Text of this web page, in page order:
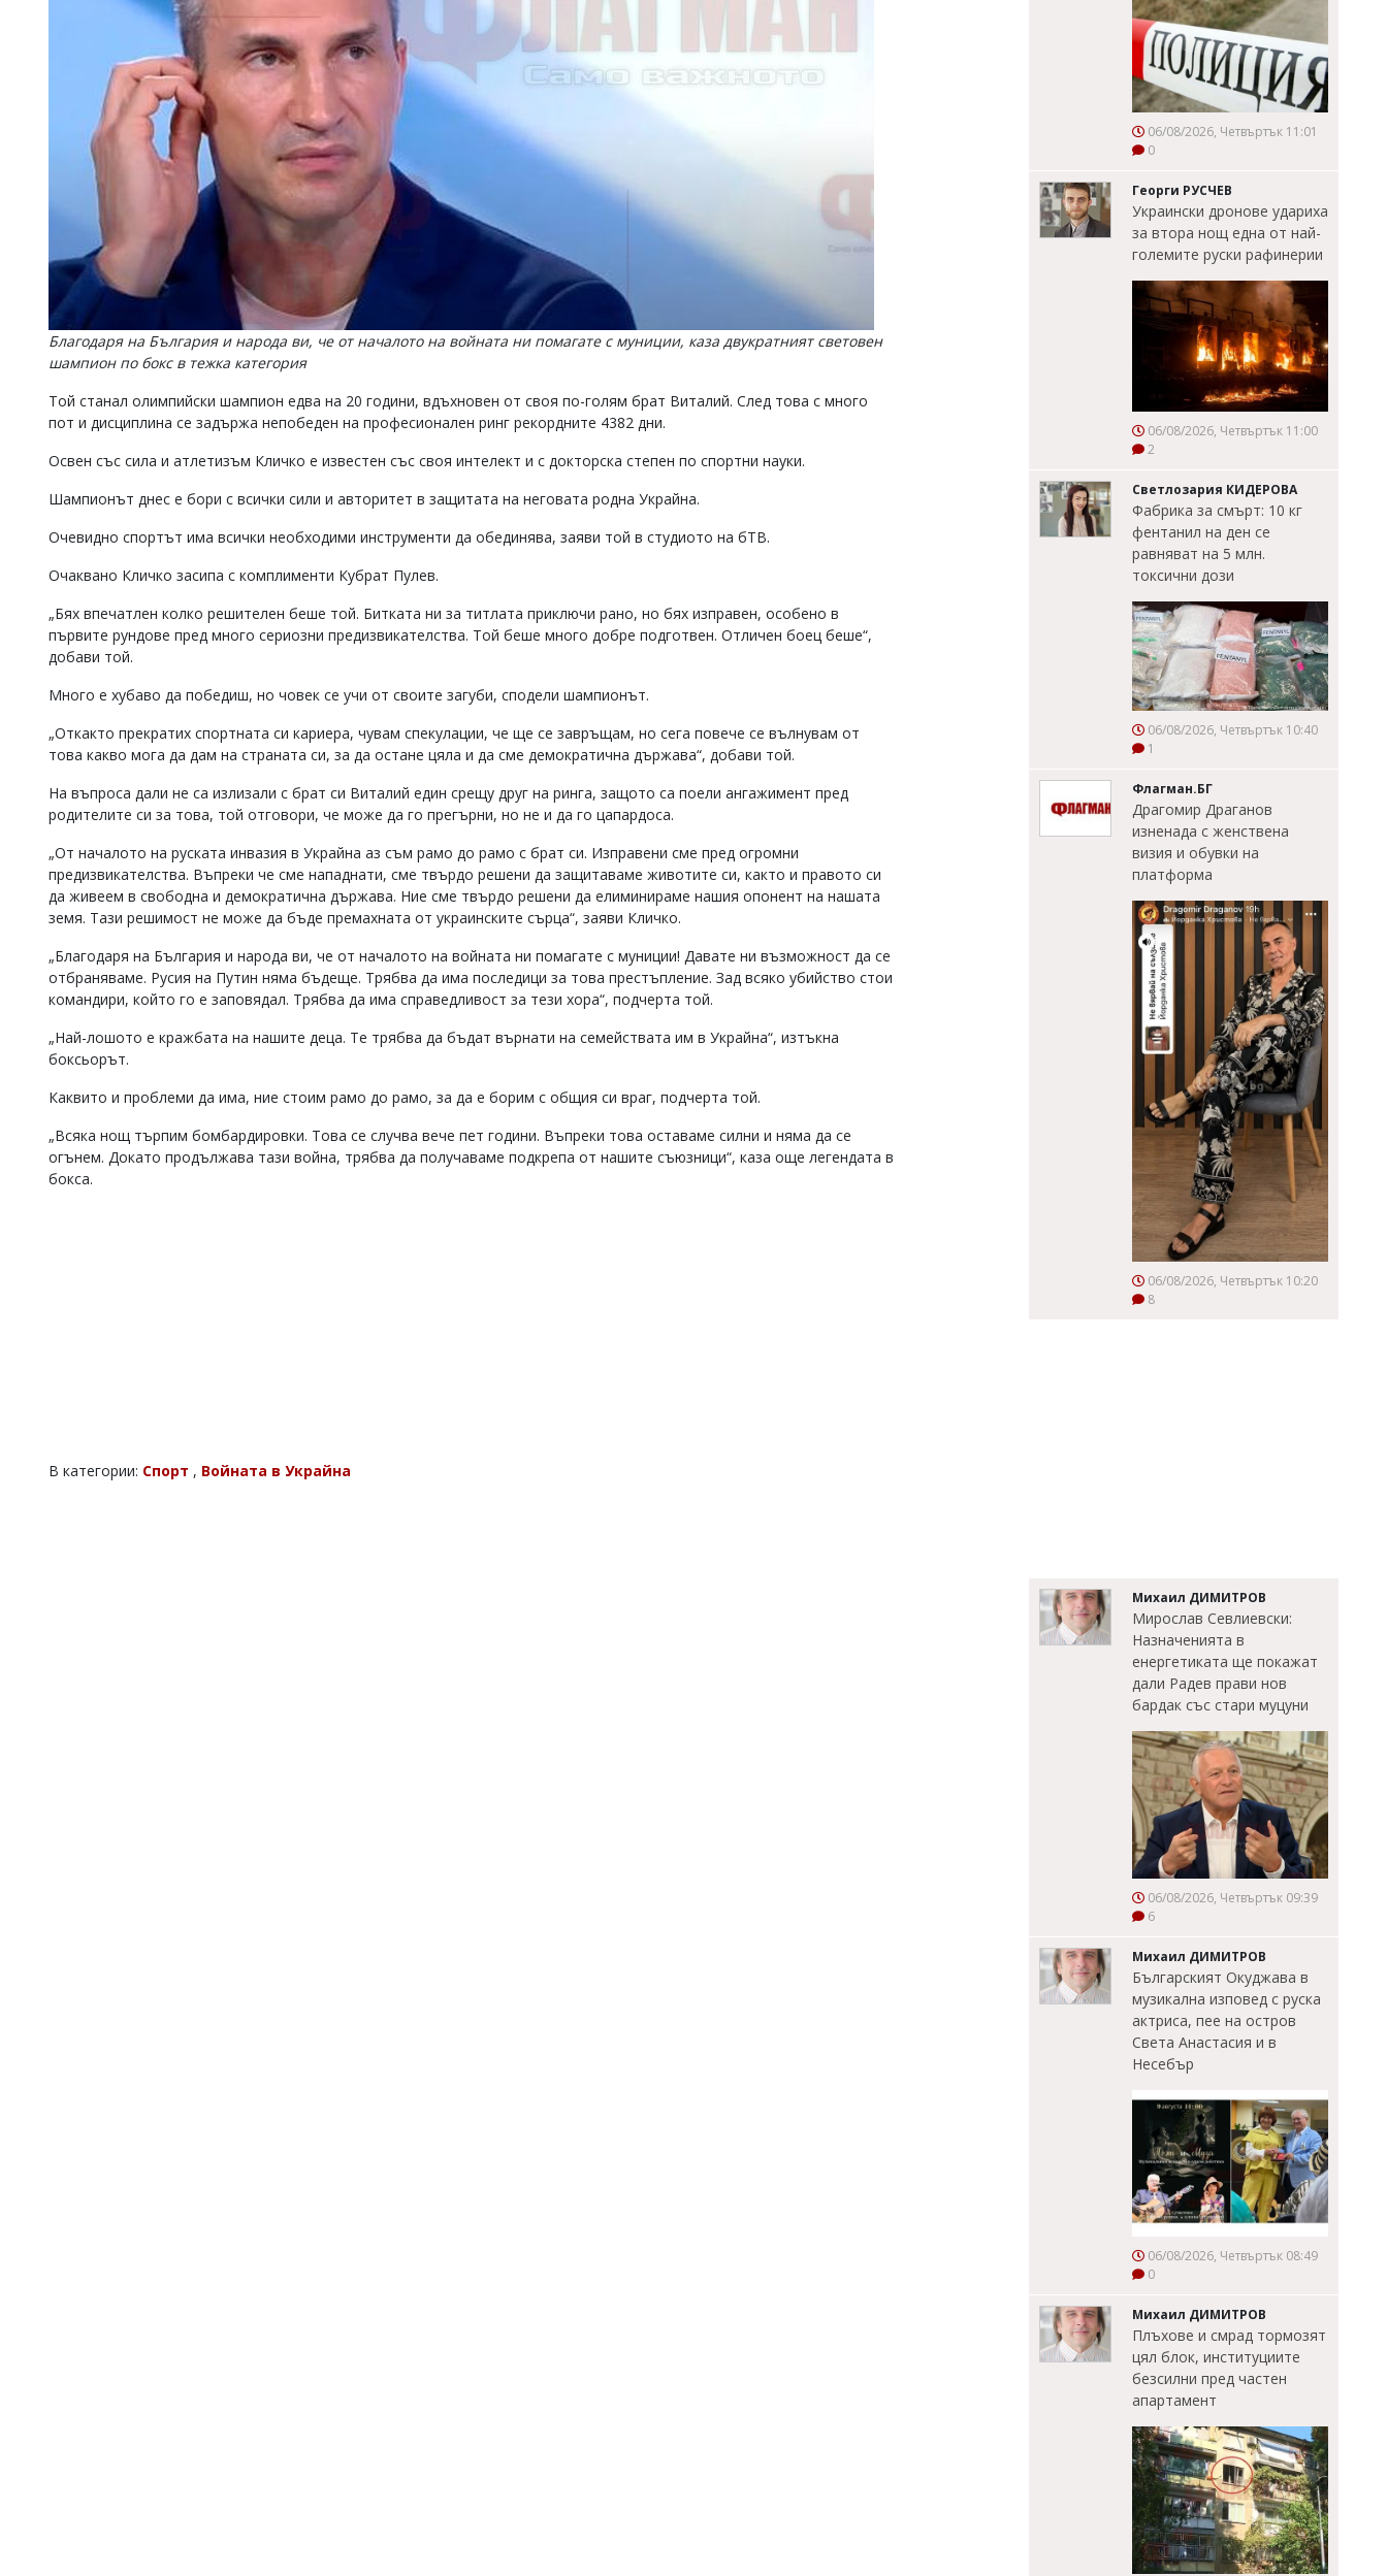
Благодаря на България и народа ви, че от началото на войната ни помагате с муниции, каза двукратният световен
шампион по бокс в тежка категория
Той станал олимпийски шампион едва на 20 години, вдъхновен от своя по-голям брат Виталий. След това с много
пот и дисциплина се задържа непобеден на професионален ринг рекордните 4382 дни.
Освен със сила и атлетизъм Кличко е известен със своя интелект и с докторска степен по спортни науки.
Шампионът днес е бори с всички сили и авторитет в защитата на неговата родна Украйна.
Очевидно спортът има всички необходими инструменти да обединява, заяви той в студиото на бТВ.
Очаквано Кличко засипа с комплименти Кубрат Пулев.
„Бях впечатлен колко решителен беше той. Битката ни за титлата приключи рано, но бях изправен, особено в
първите рундове пред много сериозни предизвикателства. Той беше много добре подготвен. Отличен боец беше“,
добави той.
Много е хубаво да победиш, но човек се учи от своите загуби, сподели шампионът.
„Откакто прекратих спортната си кариера, чувам спекулации, че ще се завръщам, но сега повече се вълнувам от
това какво мога да дам на страната си, за да остане цяла и да сме демократична държава“, добави той.
На въпроса дали не са излизали с брат си Виталий един срещу друг на ринга, защото са поели ангажимент пред
родителите си за това, той отговори, че може да го прегърни, но не и да го цапардоса.
„От началото на руската инвазия в Украйна аз съм рамо до рамо с брат си. Изправени сме пред огромни
предизвикателства. Въпреки че сме нападнати, сме твърдо решени да защитаваме животите си, както и правото си
да живеем в свободна и демократична държава. Ние сме твърдо решени да елиминираме нашия опонент на нашата
земя. Тази решимост не може да бъде премахната от украинските сърца“, заяви Кличко.
„Благодаря на България и народа ви, че от началото на войната ни помагате с муниции! Давате ни възможност да се
отбраняваме. Русия на Путин няма бъдеще. Трябва да има последици за това престъпление. Зад всяко убийство стои
командири, който го е заповядал. Трябва да има справедливост за тези хора“, подчерта той.
„Най-лошото е кражбата на нашите деца. Те трябва да бъдат върнати на семействата им в Украйна“, изтъкна
боксьорът.
Каквито и проблеми да има, ние стоим рамо до рамо, за да е борим с общия си враг, подчерта той.
„Всяка нощ търпим бомбардировки. Това се случва вече пет години. Въпреки това оставаме силни и няма да се
огънем. Докато продължава тази война, трябва да получаваме подкрепа от нашите съюзници“, каза още легендата в
бокса.
В категории: Спорт , Войната в Украйна
06/08/2026, Четвъртък 11:01
0
Георги РУСЧЕВ
Украински дронове удариха
за втора нощ една от най-
големите руски рафинерии
06/08/2026, Четвъртък 11:00
2
Светлозария КИДЕРОВА
Фабрика за смърт: 10 кг
фентанил на ден се
равняват на 5 млн.
токсични дози
06/08/2026, Четвъртък 10:40
1
Флагман.БГ
Драгомир Драганов
изненада с женствена
визия и обувки на
платформа
06/08/2026, Четвъртък 10:20
8
Михаил ДИМИТРОВ
Мирослав Севлиевски:
Назначенията в
енергетиката ще покажат
дали Радев прави нов
бардак със стари муцуни
06/08/2026, Четвъртък 09:39
6
Михаил ДИМИТРОВ
Българският Окуджава в
музикална изповед с руска
актриса, пее на остров
Света Анастасия и в
Несебър
06/08/2026, Четвъртък 08:49
0
Михаил ДИМИТРОВ
Плъхове и смрад тормозят
цял блок, институциите
безсилни пред частен
апартамент